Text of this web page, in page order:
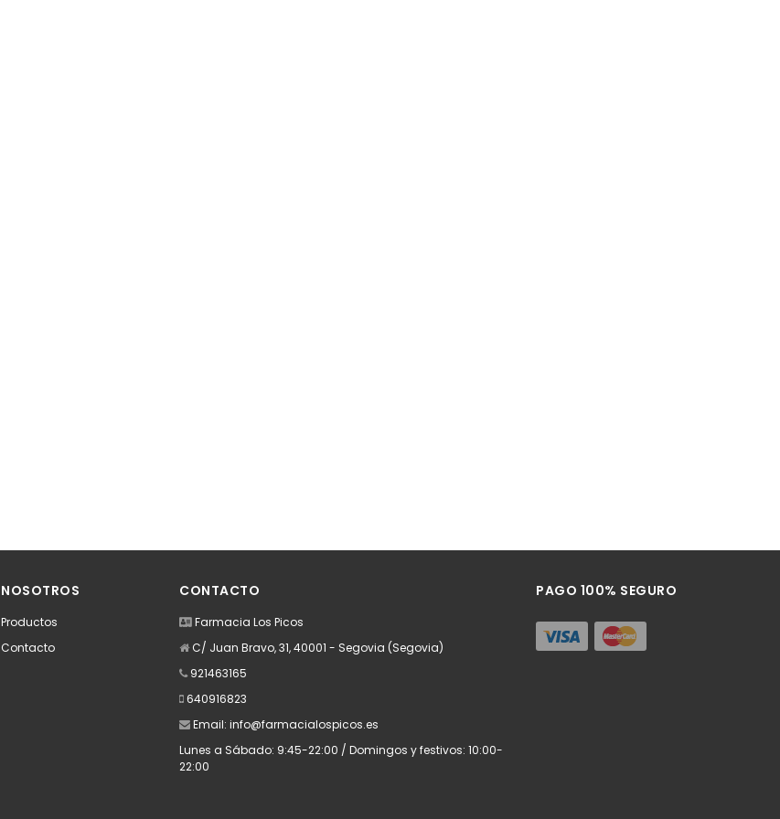
NOSOTROS
Productos
Contacto
CONTACTO
Farmacia Los Picos
C/ Juan Bravo, 31, 40001 - Segovia (Segovia)
921463165
640916823
Email: info@farmacialospicos.es
Lunes a Sábado: 9:45-22:00 / Domingos y festivos: 10:00-
22:00
PAGO 100% SEGURO